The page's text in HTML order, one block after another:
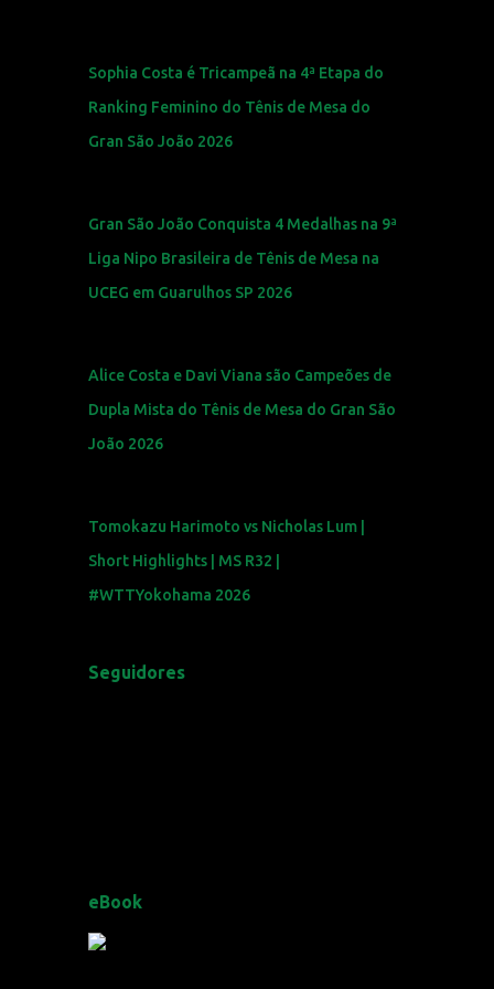
Sophia Costa é Tricampeã na 4ª Etapa do
Ranking Feminino do Tênis de Mesa do
Gran São João 2026
Gran São João Conquista 4 Medalhas na 9ª
Liga Nipo Brasileira de Tênis de Mesa na
UCEG em Guarulhos SP 2026
Alice Costa e Davi Viana são Campeões de
Dupla Mista do Tênis de Mesa do Gran São
João 2026
Tomokazu Harimoto vs Nicholas Lum |
Short Highlights | MS R32 |
#WTTYokohama 2026
Seguidores
eBook